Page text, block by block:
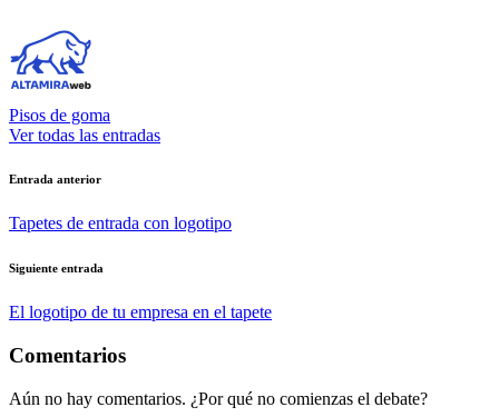
Pisos de goma
Ver todas las entradas
Navegación
de
Entrada anterior
Tapetes de entrada con logotipo
Siguiente entrada
El logotipo de tu empresa en el tapete
Comentarios
Aún no hay comentarios. ¿Por qué no comienzas el debate?